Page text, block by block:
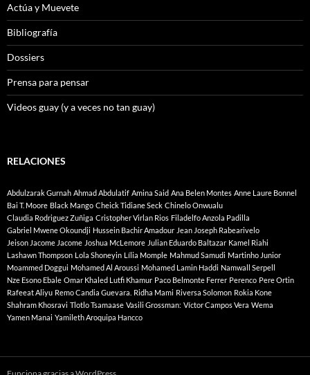
Actúa y Muevete
Bibliografía
Dossiers
Prensa para pensar
Videos guay (y a veces no tan guay)
RELACIONES
Abdulzarak Gurnah Ahmad Abdulatif Amina Said Ana Belen Montes Anne Laure Bonnel
Bai T. Moore Black Mango Cheick Tidiane Seck Chinelo Onwualu
Claudia Rodriguez Zuñiga Cristopher Virlan Rios Filadelfo Anzola Padilla
Gabriel Mwene Okoundji Hussein Bachir Amadour Jean Joseph Rabearivelo
Jeison Jacome Jacome Joshua McLemore Julian Eduardo Baltazar Kamel Riahi
Lashawn Thompson Lola Shoneyin Lília Momple Mahmud Samudi Martinho Junior
Moammed Doggui Mohamed Al Aroussi Mohamed Lamin Haddi Namwall Serpell
Nze Esono Ebale Omar Khaled Lutfi Khamur Paco Belmonte Ferrer Perenco Pere Ortin
Rafeeat Aliyu Remo Candia Guevara. Ridha Mami Riversa Solomon Rokia Kone
Shahram Khosravi Tlotlo Tsamaase Vasili Grossman: Víctor Campos Vera Wema
Yamen Manai Yamileth Aroquipa Hancco